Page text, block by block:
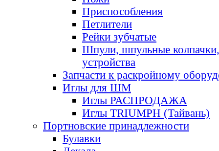
Приспособления
Петлители
Рейки зубчатые
Шпули, шпульные
устройства
Запчасти к раскройному
Иглы для ШМ
Иглы РАСПРОДАЖА
Иглы TRIUMPH (Тайвань)
Портновские принадлежности
Булавки